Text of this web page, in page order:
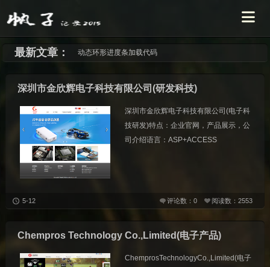
最新文章： 动态环形进度条加载代码
深圳市金欣辉电子科技有限公司(研发科技)
深圳市金欣辉电子科技有限公司(电子科
技研发)特点：企业官网，产品展示，公
司介绍语言：ASP+ACCESS
阅读数：2553
评论数：0
5-12
Chempros Technology Co.,Limited(电子产品)
ChemprosTechnologyCo.,Limited(电子